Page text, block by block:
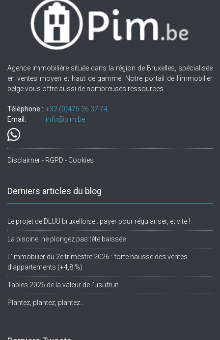
Agence immobilière située dans la région de Bruxelles, spécialisée
en ventes moyen et haut de gamme. Notre portail de l'immobilier
belge vous offre aussi de nombreuses ressources.
Téléphone : +32.(0)475 26 37 74
Email:
info@pim.be
Disclaimer - RGPD - Cookies
Derniers articles du blog
Le projet de DLUU bruxelloise : payer pour régulariser, et vite !
La piscine: ne plongez pas tête baissée
L’immobilier du 2e trimestre 2026 : forte hausse des ventes
d’appartements (+4,8 %)
Tables 2026 de la valeur de l’usufruit
Plantez, plantez, plantez…